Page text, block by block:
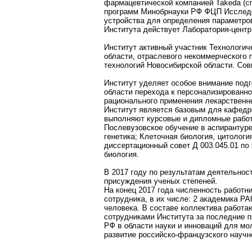
фармацевтической компанией Takeda
программ Минобрнауки РФ ФЦП
устройства для определения
Института действует Лаборатория-
Институт активный участник
области, отраслевого
технологий Новосибирской области.
Институт уделяет особое внимание
области перехода к
рационального применения
Институт является базовым для
выполняют курсовые и дипломные
Послевузовское обучение в
генетика; Клеточная биология,
диссертационный совет Д 003.045.01
биология.
В 2017 году по результатам
присуждения ученых степеней.
На конец 2017 года численность
сотрудника, в их числе: 2 академика
человека. В составе коллектива
сотрудниками Института за
РФ в области науки и инноваций для
развитие российско-французского